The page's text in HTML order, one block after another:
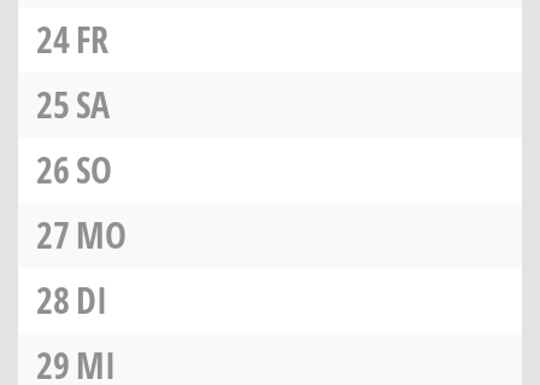
24FR
25SA
26SO
27MO
28DI
29MI